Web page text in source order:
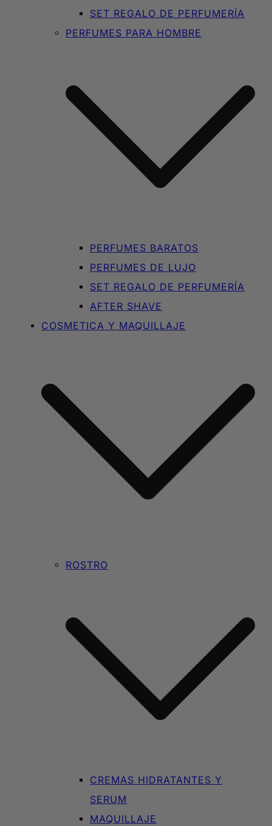
SET REGALO DE PERFUMERÍA
PERFUMES PARA HOMBRE
PERFUMES BARATOS
PERFUMES DE LUJO
SET REGALO DE PERFUMERÍA
AFTER SHAVE
COSMETICA Y MAQUILLAJE
ROSTRO
CREMAS HIDRATANTES Y
SERUM
MAQUILLAJE